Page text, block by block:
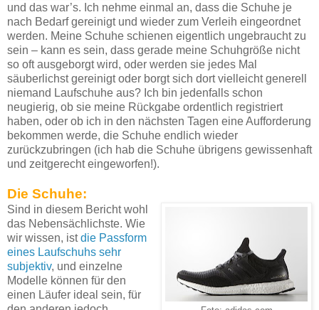
und das war’s. Ich nehme einmal an, dass die Schuhe je
nach Bedarf gereinigt und wieder zum Verleih eingeordnet
werden. Meine Schuhe schienen eigentlich ungebraucht zu
sein – kann es sein, dass gerade meine Schuhgröße nicht
so oft ausgeborgt wird, oder werden sie jedes Mal
säuberlichst gereinigt oder borgt sich dort vielleicht generell
niemand Laufschuhe aus? Ich bin jedenfalls schon
neugierig, ob sie meine Rückgabe ordentlich registriert
haben, oder ob ich in den nächsten Tagen eine Aufforderung
bekommen werde, die Schuhe endlich wieder
zurückzubringen (ich hab die Schuhe übrigens gewissenhaft
und zeitgerecht eingeworfen!).
Die Schuhe:
Sind in diesem Bericht wohl
das Nebensächlichste. Wie
wir wissen, istdie Passform
eines Laufschuhs sehr
subjektiv, und einzelne
Modelle können für den
einen Läufer ideal sein, für